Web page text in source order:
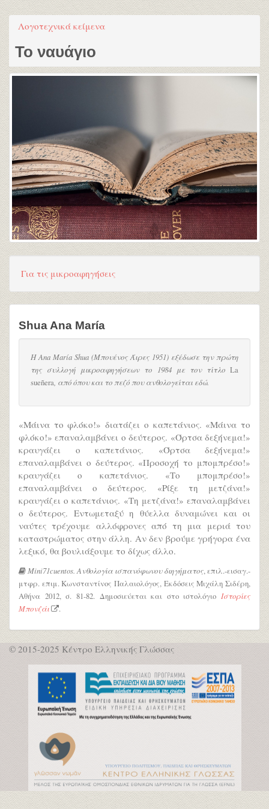
Λογοτεχνικά κείμενα
Το ναυάγιο
Για τις μικροαφηγήσεις
Shua Ana María
Η Ana María Shua (Μπουένος Άιρες 1951) εξέδωσε την πρώτη
της συλλογή μικροαφηγήσεων το 1984 με τον τίτλο La
sueñera , από όπου και το πεζό που ανθολογείται εδώ.
«Μάινα το φλόκο!» διατάζει ο καπετάνιος. «Μάινα το
φλόκο!» επαναλαμβάνει ο δεύτερος. «Όρτσα δεξήνεμα!»
κραυγάζει ο καπετάνιος. «Όρτσα δεξήνεμα!»
επαναλαμβάνει ο δεύτερος. «Προσοχή το μπομπρέσο!»
κραυγάζει ο καπετάνιος. «Το μπομπρέσο!»
επαναλαμβάνει ο δεύτερος. «Ρίξε τη μετζάνα!»
κραυγάζει ο καπετάνιος. «Τη μετζάνα!» επαναλαμβάνει
ο δεύτερος. Εντωμεταξύ η θύελλα δυναμώνει και οι
ναύτες τρέχουμε αλλόφρονες από τη μια μεριά του
καταστρώματος στην άλλη. Αν δεν βρούμε γρήγορα ένα
λεξικό, θα βουλιάξουμε το δίχως άλλο.
Mini71cuentos. Ανθολογία ισπανόφωνου διηγήματος, επιλ.-εισαγ.-
μτφρ. επιμ. Κωνσταντίνος Παλαιολόγος, Εκδόσεις Μιχάλη Σιδέρη,
Αθήνα 2012, σ. 81-82. Δημοσιεύεται και στο ιστολόγιο Ιστορίες
Μπονζάι
.
© 2015-2025 Κέντρο Ελληνικής Γλώσσας